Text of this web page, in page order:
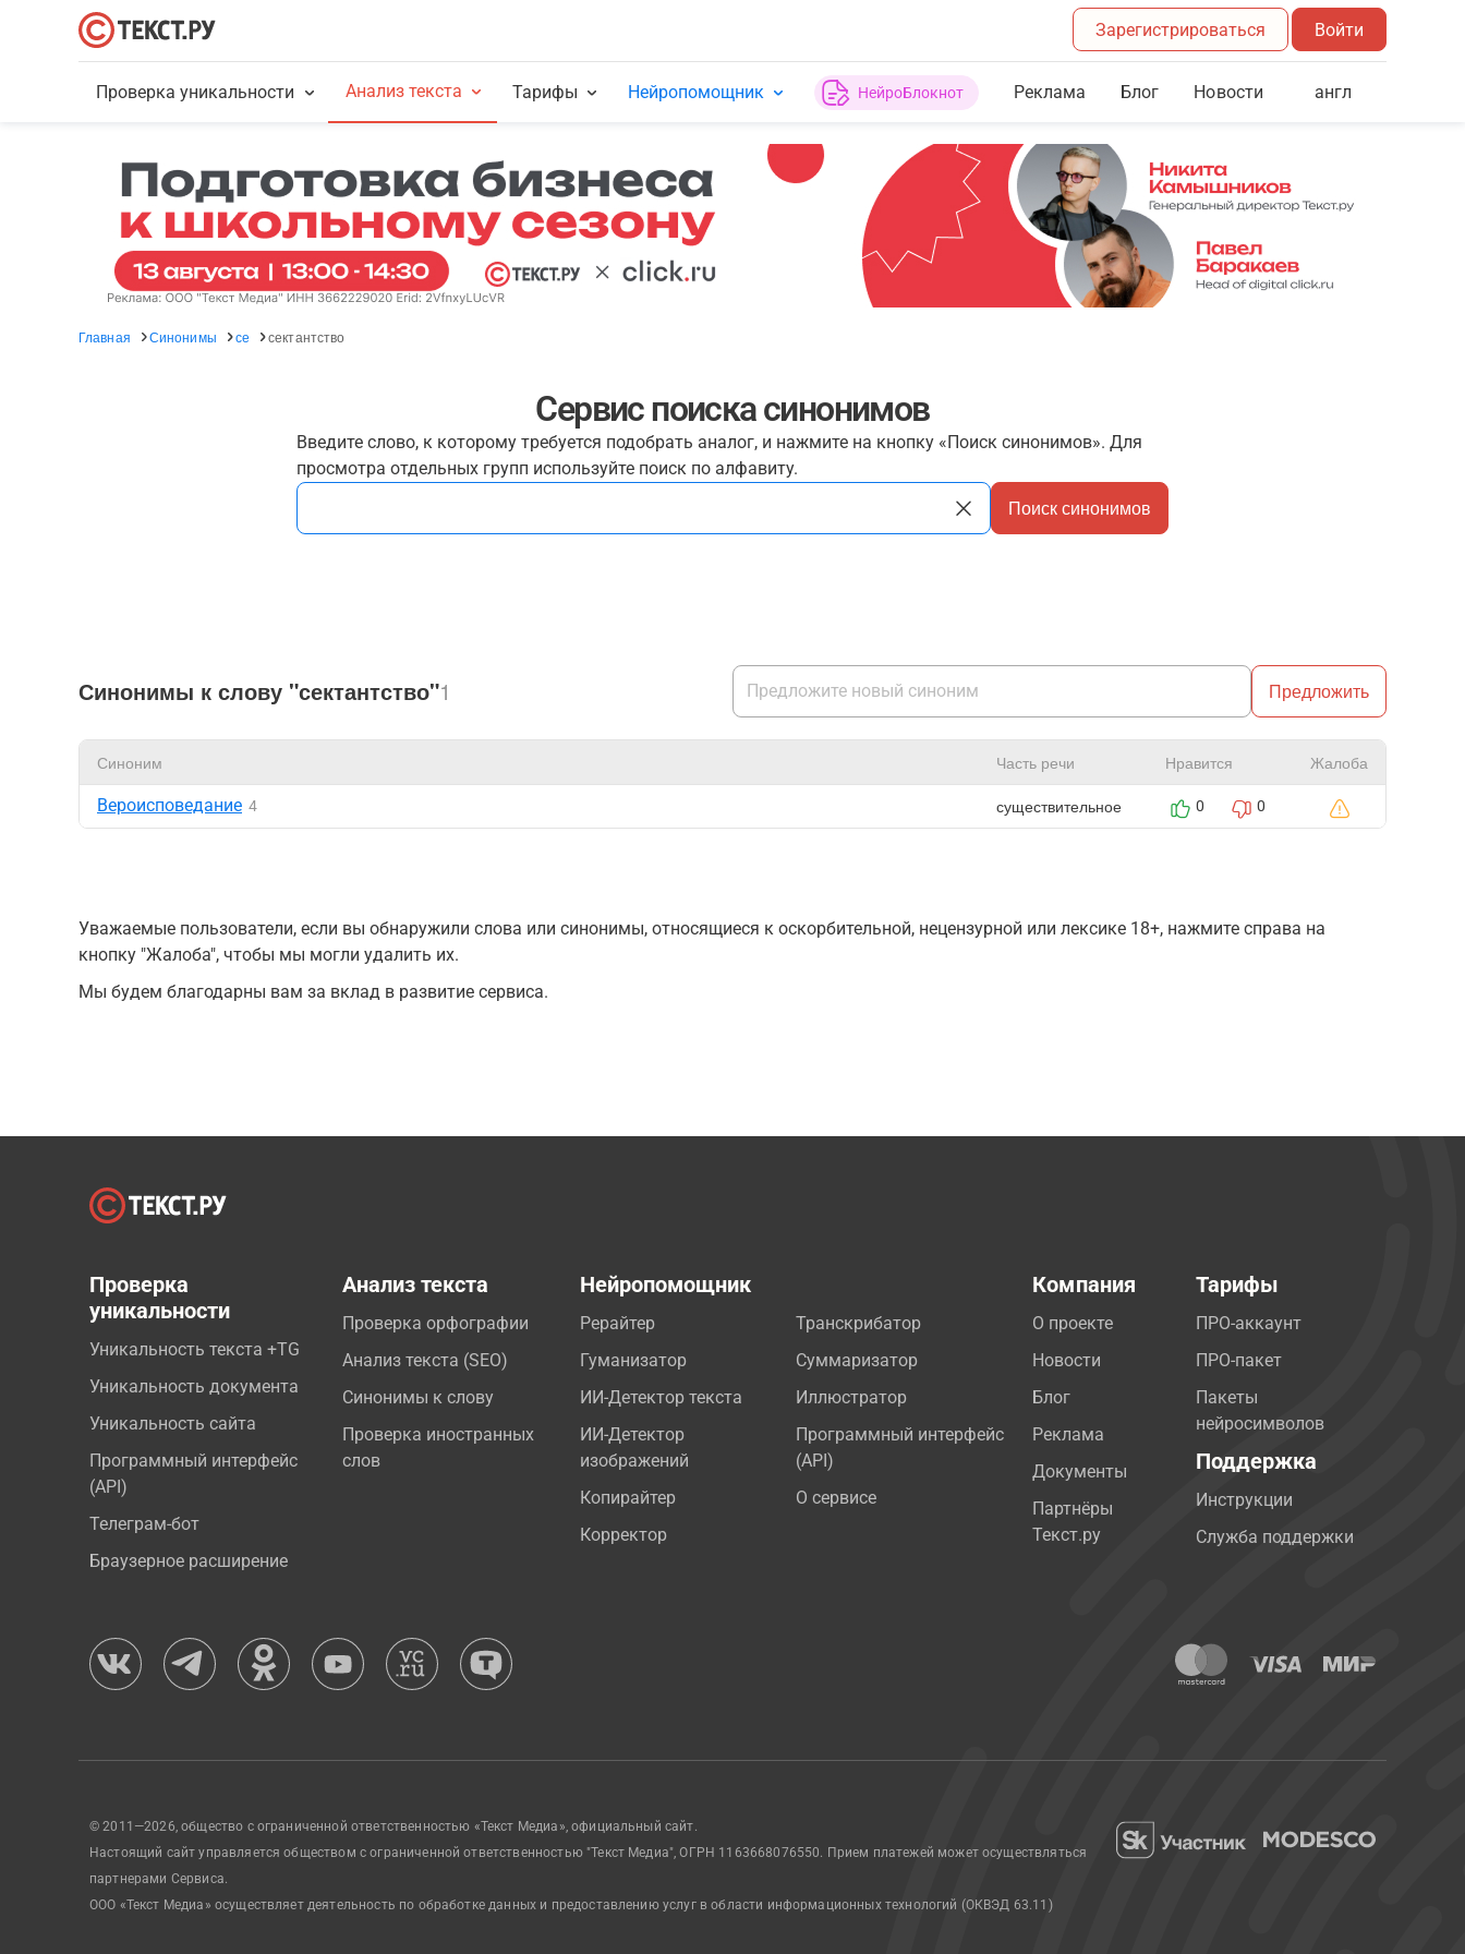
Зарегистрироваться Войти
Проверка уникальности Анализ текста Тарифы Нейропомощник НейроБлокнот Реклама Блог Новости англ
Главная Синонимы се сектантство
Сервис поиска синонимов
Введите слово, к которому требуется подобрать аналог, и нажмите на кнопку «Поиск синонимов». Для
просмотра отдельных групп используйте поиск по алфавиту.
Поиск синонимов
Синонимы к слову "сектантство"1 Предложить
Синоним Часть речи Нравится Жалоба
Вероисповедание 4 существительное 0 0
Уважаемые пользователи, если вы обнаружили слова или синонимы, относящиеся к оскорбительной, нецензурной или лексике 18+, нажмите справа на
кнопку "Жалоба", чтобы мы могли удалить их.
Мы будем благодарны вам за вклад в развитие сервиса.
Проверка
уникальности
Уникальность текста +TG
Уникальность документа
Уникальность сайта
Программный интерфейс
(API)
Телеграм-бот
Браузерное расширение
Анализ текста
Проверка орфографии
Анализ текста (SEO)
Синонимы к слову
Проверка иностранных
слов
Нейропомощник
Рерайтер
Гуманизатор
ИИ-Детектор текста
ИИ-Детектор
изображений
Копирайтер
Корректор
Транскрибатор
Суммаризатор
Иллюстратор
Программный интерфейс
(API)
О сервисе
Компания
О проекте
Новости
Блог
Реклама
Документы
Партнёры
Текст.ру
Тарифы
ПРО-аккаунт
ПРО-пакет
Пакеты
нейросимволов
Поддержка
Инструкции
Служба поддержки
© 2011—2026, общество с ограниченной ответственностью «Текст Медиа», официальный сайт.
Настоящий сайт управляется обществом с ограниченной ответственностью "Текст Медиа", ОГРН 1163668076550. Прием платежей может осуществляться
партнерами Сервиса.
ООО «Текст Медиа» осуществляет деятельность по обработке данных и предоставлению услуг в области информационных технологий (ОКВЭД 63.11)